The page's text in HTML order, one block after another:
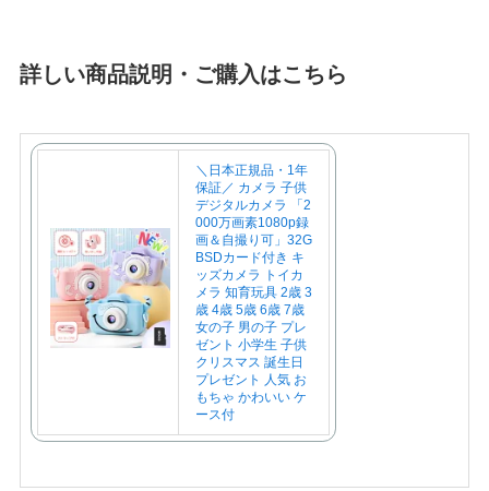
詳しい商品説明・ご購入はこちら
＼日本正規品・1年
保証／ カメラ 子供
デジタルカメラ 「2
000万画素1080p録
画＆自撮り可」32G
BSDカード付き キ
ッズカメラ トイカ
メラ 知育玩具 2歳 3
歳 4歳 5歳 6歳 7歳
女の子 男の子 プレ
ゼント 小学生 子供
クリスマス 誕生日
プレゼント 人気 お
もちゃ かわいい ケ
ース付